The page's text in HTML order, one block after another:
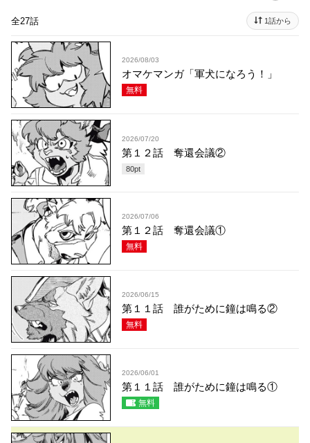
全27話 1話から
2026/08/03
オマケマンガ「軍犬になろう！」
無料
2026/07/20
第１２話 奪還会議②
80pt
2026/07/06
第１２話 奪還会議①
無料
2026/06/15
第１１話 誰がために鐘は鳴る②
無料
2026/06/01
第１１話 誰がために鐘は鳴る①
無料